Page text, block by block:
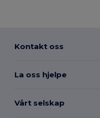
Kontakt oss
La oss hjelpe
Vårt selskap